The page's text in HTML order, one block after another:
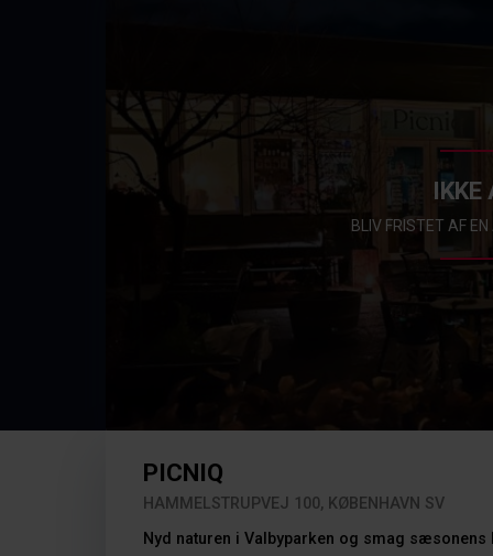
BLIV FRISTET AF
PICNIQ
HAMMELSTRUPVEJ 100, KØBENHAVN SV
Nyd naturen i Valbyparken og smag sæsonens